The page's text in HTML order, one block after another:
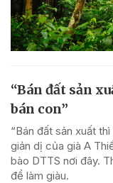
“Bán đất sản
bán con”
“Bán đất sản xuất
giản dị của già A
bào DTTS nơi đây.
để làm giàu.